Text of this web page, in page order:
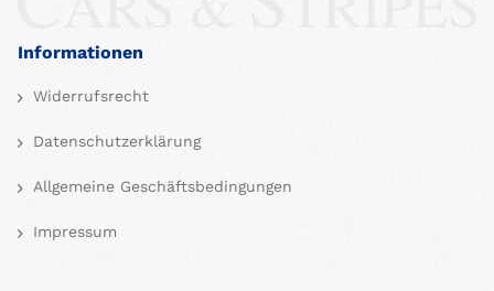
Informationen
Widerrufsrecht
Datenschutzerklärung
Allgemeine Geschäftsbedingungen
Impressum